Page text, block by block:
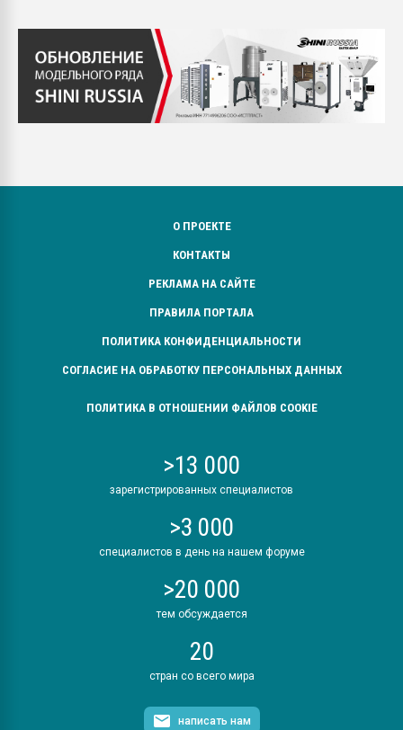
О ПРОЕКТЕ
КОНТАКТЫ
РЕКЛАМА НА САЙТЕ
ПРАВИЛА ПОРТАЛА
ПОЛИТИКА КОНФИДЕНЦИАЛЬНОСТИ
СОГЛАСИЕ НА ОБРАБОТКУ ПЕРСОНАЛЬНЫХ ДАННЫХ
ПОЛИТИКА В ОТНОШЕНИИ ФАЙЛОВ COOKIE
>13 000
зарегистрированных специалистов
>3 000
специалистов в день на нашем форуме
>20 000
тем обсуждается
20
стран со всего мира
написать нам